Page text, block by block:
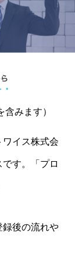
みます）
イス株式会
す。「プロ
録後の流れや